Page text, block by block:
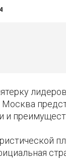
Москва
и